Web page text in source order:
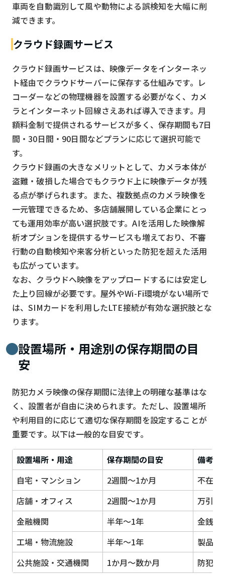
車両を自動識別して風や動物による誤検知を大幅に削
減できます。
クラウド録画サービス
クラウド録画サービスは、映像データをインターネッ
ト経由でクラウドサーバーに保存する仕組みです。レ
コーダーなどの物理機器を設置する必要がなく、カメ
ラとインターネット回線さえあれば導入できます。月
額料金制で提供されるサービスが多く、保存期間も7日
間・30日間・90日間などプランに応じて選択可能で
す。
クラウド録画の大きなメリットとして、カメラ本体が
盗難・破損した場合でもクラウド上に映像データが残
る点が挙げられます。また、複数拠点のカメラ映像を
一元管理できるため、多店舗展開している企業にとっ
ても運用効率が高い選択肢です。AIを活用した映像解
析オプションを提供するサービスも増えており、不審
行動の自動検知や来客分析といった防犯を超えた活用
も広がっています。
なお、クラウドへ映像をアップロードするには安定し
た上り回線が必要です。屋外やWi-Fi環境がない場所で
は、SIMカードを利用したLTE接続が有効な選択肢とな
ります。
設置場所・用途別の保存期間の目
安
防犯カメラ映像の保存期間に法律上の明確な基準はな
く、設置者が自由に決められます。ただし、設置場所
や利用目的に応じて適切な保存期間を設定することが
重要です。以下は一般的な目安です。
設置場所・用途 保存期間の目安
備考
自宅・マンション
2週間〜1か月
不在期
店舗・オフィス
2週間〜1か月
万引き
金融機関
半年〜1年
金銭や
工場・物流施設
半年〜1年
製品不
公共施設・交通機関
1か月〜数か月 防犯協